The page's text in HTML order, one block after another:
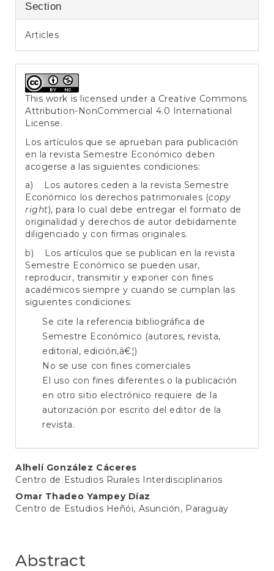
Section
Articles
This work is licensed under a Creative Commons
Attribution-NonCommercial 4.0 International
License.
Los artículos que se aprueban para publicación
en la revista Semestre Económico deben
acogerse a las siguientes condiciones:
a) Los autores ceden a la revista Semestre
Económico los derechos patrimoniales (copy
right), para lo cual debe entregar el formato de
originalidad y derechos de autor debidamente
diligenciado y con firmas originales.
b) Los artículos que se publican en la revista
Semestre Económico se pueden usar,
reproducir, transmitir y exponer con fines
académicos siempre y cuando se cumplan las
siguientes condiciones:
Se cite la referencia bibliográfica de
Semestre Económico (autores, revista,
editorial, edición,â€¦)
No se use con fines comerciales
El uso con fines diferentes o la publicación
en otro sitio electrónico requiere de la
autorización por escrito del editor de la
revista.
Main
Article
Content
Alhelí González Cáceres
Centro de Estudios Rurales Interdisciplinarios
Omar Thadeo Yampey Díaz
Centro de Estudios Heñói, Asunción, Paraguay
Abstract